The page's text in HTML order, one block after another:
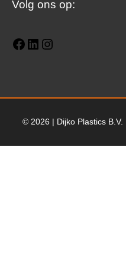
Volg ons op:
© 2026 | Dijko Plastics B.V. |